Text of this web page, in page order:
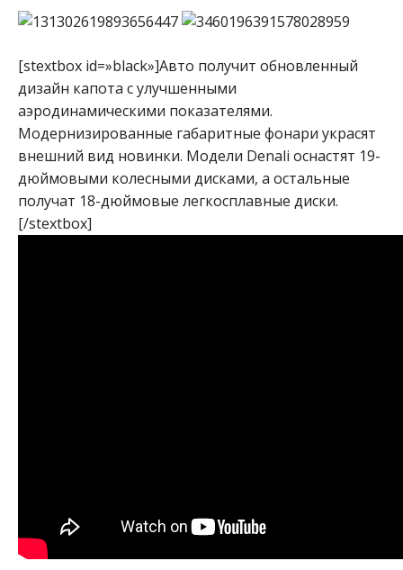
[stextbox id=»black»]Авто получит обновленный
дизайн капота с улучшенными
аэродинамическими показателями.
Модернизированные габаритные фонари украсят
внешний вид новинки. Модели Denali оснастят 19-
дюймовыми колесными дисками, а остальные
получат 18-дюймовые легкосплавные диски.
[/stextbox]